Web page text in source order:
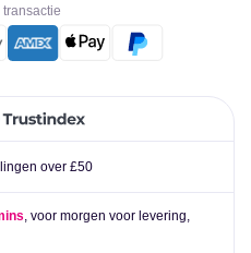
transactie
over £50
, voor morgen voor levering,